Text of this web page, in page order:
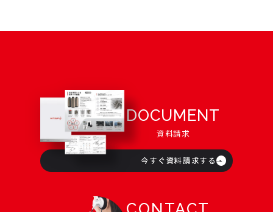
DOCUMENT
資料請求
今すぐ資料請求する